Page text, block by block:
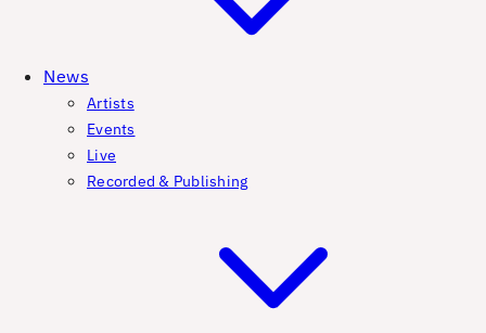
News
Artists
Events
Live
Recorded & Publishing